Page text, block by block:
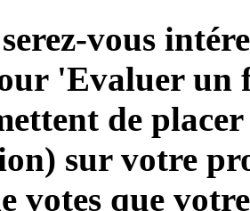
vous
'Evaluer un
de
sur votre
votes que